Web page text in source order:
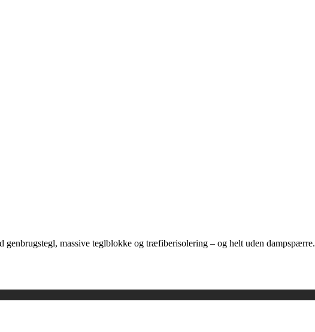
massive teglblokke og træfiberisolering – og helt uden dampspærre.